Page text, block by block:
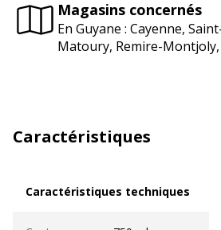
Magasins concernés
En Guyane : Cayenne,
Matoury, Remire-
Caractéristiques
Caractéristiques techniques